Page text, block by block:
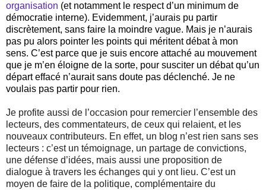
organisation (et notamment le respect d’un minimum de
démocratie interne). Evidemment, j’aurais pu partir
discrètement, sans faire la moindre vague. Mais je n’aurais
pas pu alors pointer les points qui méritent débat à mon
sens. C’est parce que je suis encore attaché au mouvement
que je m’en éloigne de la sorte, pour susciter un débat qu’un
départ effacé n’aurait sans doute pas déclenché. Je ne
voulais pas partir pour rien.
Je profite aussi de l’occasion pour remercier l’ensemble des
lecteurs, des commentateurs, de ceux qui relaient, et les
nouveaux contributeurs. En effet, un blog n’est rien sans ses
lecteurs : c’est un témoignage, un partage de convictions,
une défense d’idées, mais aussi une proposition de
dialogue à travers les échanges qui y ont lieu. C’est un
moyen de faire de la politique, complémentaire du